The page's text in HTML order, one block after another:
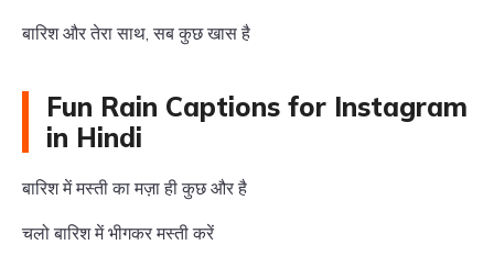
बारिश और तेरा साथ, सब कुछ खास है
Fun Rain Captions for Instagram
in Hindi
बारिश में मस्ती का मज़ा ही कुछ और है
चलो बारिश में भीगकर मस्ती करें